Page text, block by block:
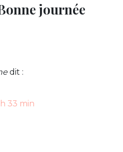
journée
dit :
h 33 min